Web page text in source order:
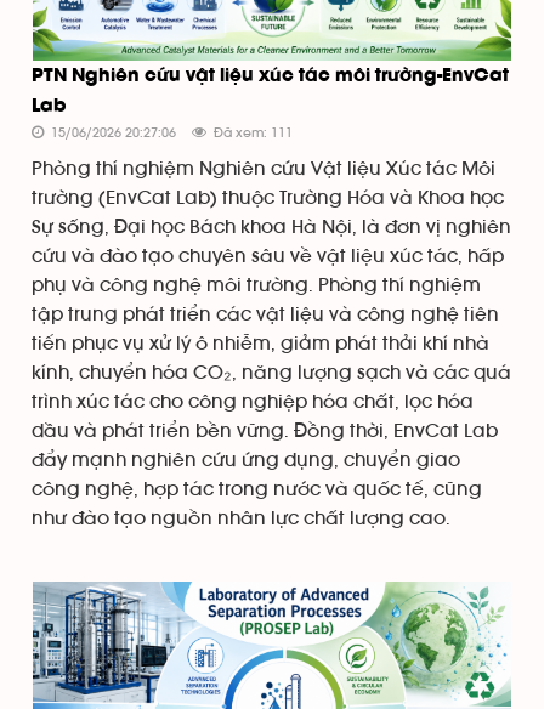
PTN Nghiên cứu vật liệu xúc tác môi trường-EnvCat
Lab
15/06/2026 20:27:06 Đã xem: 111
Phòng thí nghiệm Nghiên cứu Vật liệu Xúc tác Môi
trường (EnvCat Lab) thuộc Trường Hóa và Khoa học
Sự sống, Đại học Bách khoa Hà Nội, là đơn vị nghiên
cứu và đào tạo chuyên sâu về vật liệu xúc tác, hấp
phụ và công nghệ môi trường. Phòng thí nghiệm
tập trung phát triển các vật liệu và công nghệ tiên
tiến phục vụ xử lý ô nhiễm, giảm phát thải khí nhà
kính, chuyển hóa CO₂, năng lượng sạch và các quá
trình xúc tác cho công nghiệp hóa chất, lọc hóa
dầu và phát triển bền vững. Đồng thời, EnvCat Lab
đẩy mạnh nghiên cứu ứng dụng, chuyển giao
công nghệ, hợp tác trong nước và quốc tế, cũng
như đào tạo nguồn nhân lực chất lượng cao.